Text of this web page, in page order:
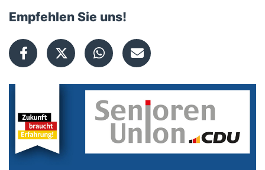
Empfehlen Sie uns!